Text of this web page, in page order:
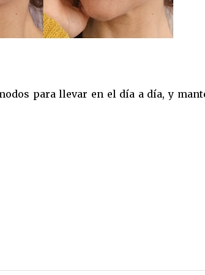
para llevar en el día a día, y